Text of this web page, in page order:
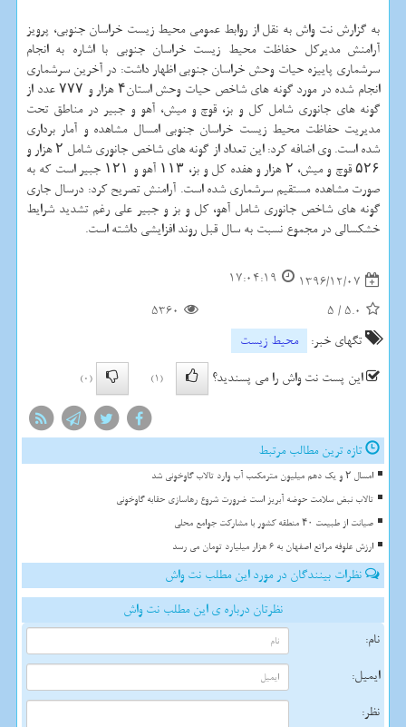
به گزارش نت واش به نقل از روابط عمومی محیط زیست خراسان جنوبی، پرویز
آرامنش مدیركل حفاظت محیط زیست خراسان جنوبی با اشاره به انجام
سرشماری پاییزه حیات وحش خراسان جنوبی اظهار داشت: در آخرین سرشماری
انجام شده در مورد گونه های شاخص حیات وحش استان۴ هزار و ۷۷۷ عدد از
گونه های جانوری شامل كل و بز، قوچ و میش، آهو و جبیر در مناطق تحت
مدیریت حفاظت محیط زیست خراسان جنوبی امسال مشاهده و آمار برداری
شده است. وی اضافه كرد: این تعداد از گونه های شاخص جانوری شامل ۲ هزار و
۵۲۶ قوچ و میش، ۲ هزار و هفده كل و بز، ۱۱۳ آهو و ۱۲۱ جبیر است كه به
صورت مشاهده مستقیم سرشماری شده است. آرامنش تصریح كرد: درسال جاری
گونه های شاخص جانوری شامل آهو، كل و بز و جبیر علی رغم تشدید شرایط
خشكسالی در مجموع نسبت به سال قبل روند افزایشی داشته است.
1396/12/07
17:04:19
5.0
/
5
5360
تگهای خبر:
محیط زیست
این پست نت واش را می پسندید؟
(1)
(0)
تازه ترین مطالب مرتبط
امسال ۲ و یک دهم میلیون مترمکعب آب وارد تالاب گاوخونی شد
تالاب نبض سلامت حوضه آبریز است ضرورت شروع رهاسازی حقابه گاوخونی
صیانت از طبیعت ۴۰ منطقه کشور با مشارکت جوامع محلی
ارزش علوفه مراتع اصفهان به 6 هزار میلیارد تومان می رسد
نظرات بینندگان در مورد این مطلب نت واش
نظرتان درباره ی این مطلب نت واش
نام:
ایمیل:
نظر: